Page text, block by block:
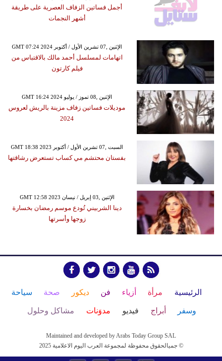
أجمل فساتين الزفاف العصرية على طريقة
أشهر النجمات
GMT 07:24 2024 الإثنين ,07 تشرين الأول / أكتوبر
اتهامات لمسلسل أحمد مالك بالاقتباس من
فيلم كارتون
GMT 16:24 2024 الإثنين ,08 تموز / يوليو
موديلات فساتين زفاف مزينة بالريش لعروس
2024
GMT 18:38 2023 السبت ,07 تشرين الأول / أكتوبر
بفستان محتشم مي كساب تستعرض رشاقتها
GMT 12:58 2023 الإثنين ,03 إبريل / نيسان
دينا الشربيني تُودع موسم رمضان بخسارة
زوجها وأسرتها
الرئيسية مرأة أزياء فن ديكور صحة سياحة
وسفر أبراج فيديو مدوَنات مشاكل وحلول
Maintained and developed by Arabs Today Group SAL
جميالحقوق محفوظة لمجموعة العرب اليوم الاعلامية 2025 ©